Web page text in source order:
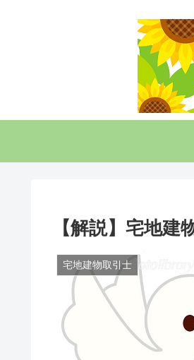
【解説】宅地
宅地建物取引士